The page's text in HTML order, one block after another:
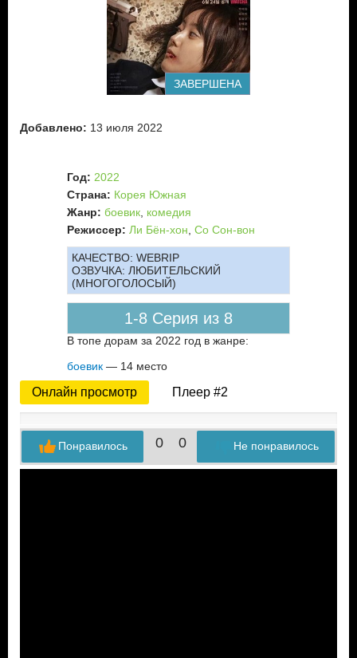
профессиональный киллер, но попыталась оборвать все
связи со своим прошлым. Не разговорчива, скрытна,
замкнута. Сбежала от своих работодателей и скрывается
под видим обычной школьницы.
Однако Элис активно разыскивают ее бывшие коллеги…
Как сложатся отношения героев, сможет ли Гё Уль
ЗАВЕРШЕНА
Добавлено: 13 июля 2022
Год: 2022
Страна: Корея Южная
Жанр: боевик, комедия
Режиссер: Ли Бён-хон, Со Сон-вон
КАЧЕСТВО: WEBRIP
ОЗВУЧКА: ЛЮБИТЕЛЬСКИЙ
(МНОГОГОЛОСЫЙ)
1-8 Серия из 8
В топе дорам за 2022 год в жанре:
боевик — 14 место
Онлайн просмотр Плеер #2
0 0 Не понравилось
Понравилось